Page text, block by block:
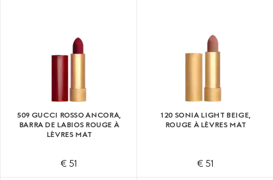
509 GUCCI ROSSO ANCORA,
BARRA DE LABIOS ROUGE À
LÈVRES MAT
€ 51
120 SONIA LIGHT BEIGE,
ROUGE À LÈVRES MAT
€ 51